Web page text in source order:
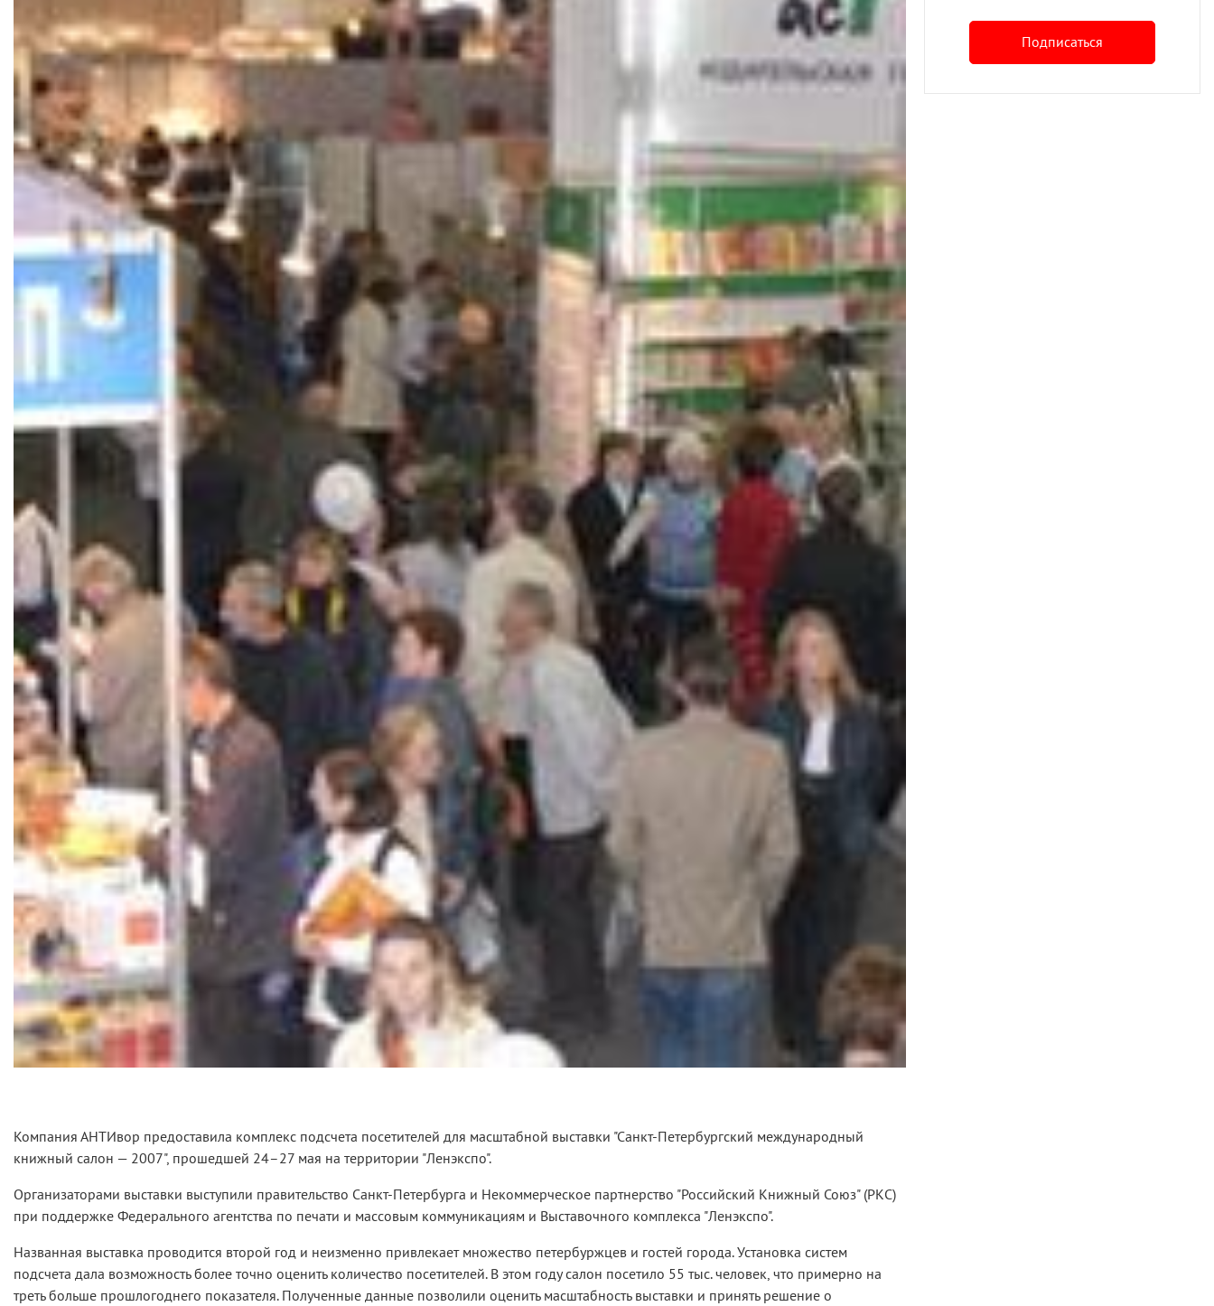
Компания АНТИвор предоставила комплекс подсчета посетителей для масштабной выставки "Санкт-Петербургский международный
книжный салон — 2007", прошедшей 24–27 мая на территории "Ленэкспо".
Организаторами выставки выступили правительство Санкт-Петербурга и Некоммерческое партнерство "Российский Книжный Союз" (РКС)
при поддержке Федерального агентства по печати и массовым коммуникациям и Выставочного комплекса "Ленэкспо".
Названная выставка проводится второй год и неизменно привлекает множество петербуржцев и гостей города. Установка систем
подсчета дала возможность более точно оценить количество посетителей. В этом году салон посетило 55 тыс. человек, что примерно на
треть больше прошлогоднего показателя. Полученные данные позволили оценить масштабность выставки и принять решение о
Подписаться